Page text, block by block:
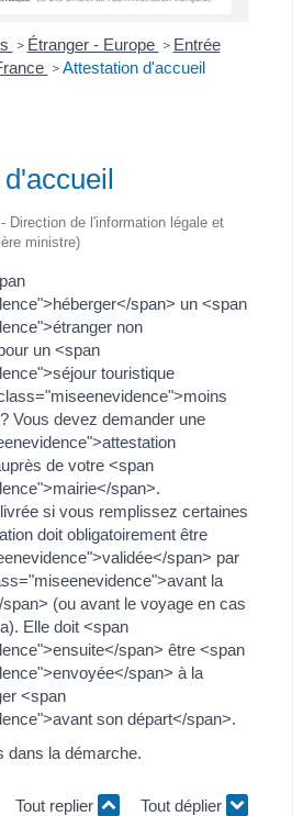
> Étranger - Europe > Entrée
> Attestation d'accueil
Direction de l'information légale et
ministre)
span> un <span
non
un <span
touristique
Vous devez demander une
de votre <span
span>.
si vous remplissez certaines
doit obligatoirement être
span> par
la
(ou avant le voyage en cas
Elle doit <span
span> être <span
span> à la
<span
son départ</span>.
dans la démarche.
Tout replier Tout déplier